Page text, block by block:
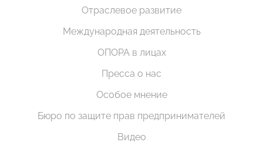
Отраслевое развитие
Международная деятельность
ОПОРА в лицах
Пресса о нас
Особое мнение
Бюро по защите прав предпринимателей
Видео